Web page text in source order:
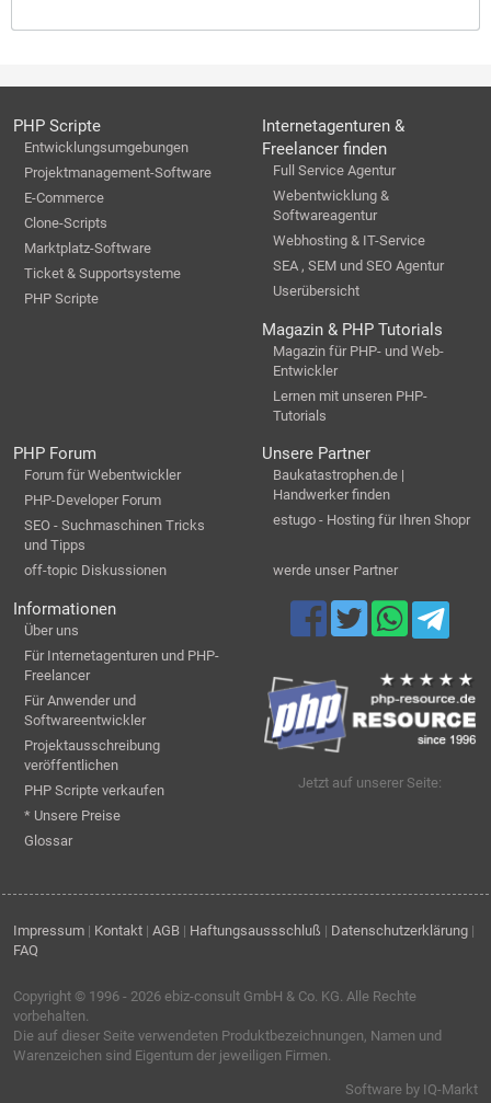
PHP Scripte
Entwicklungsumgebungen
Projektmanagement-Software
E-Commerce
Clone-Scripts
Marktplatz-Software
Ticket & Supportsysteme
PHP Scripte
Internetagenturen &
Freelancer finden
Full Service Agentur
Webentwicklung &
Softwareagentur
Webhosting & IT-Service
SEA , SEM und SEO Agentur
Userübersicht
Magazin & PHP Tutorials
Magazin für PHP- und Web-
Entwickler
Lernen mit unseren PHP-
Tutorials
PHP Forum
Forum für Webentwickler
PHP-Developer Forum
SEO - Suchmaschinen Tricks
und Tipps
off-topic Diskussionen
Unsere Partner
Baukatastrophen.de |
Handwerker finden
estugo - Hosting für Ihren Shopr
werde unser Partner
Informationen
Über uns
Für Internetagenturen und PHP-
Freelancer
Für Anwender und
Softwareentwickler
Projektausschreibung
veröffentlichen
PHP Scripte verkaufen
* Unsere Preise
Glossar
Jetzt auf unserer Seite:
Impressum | Kontakt | AGB | Haftungsaussschluß | Datenschutzerklärung |
FAQ
Copyright © 1996 - 2026 ebiz-consult GmbH & Co. KG. Alle Rechte
vorbehalten.
Die auf dieser Seite verwendeten Produktbezeichnungen, Namen und
Warenzeichen sind Eigentum der jeweiligen Firmen.
Software by IQ-Markt